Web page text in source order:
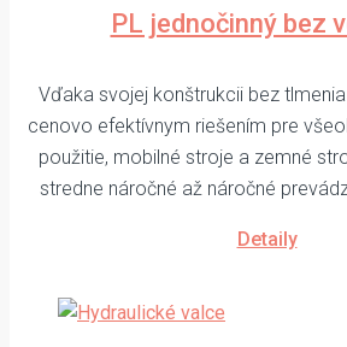
PL jednočinný bez
Vďaka svojej konštrukcii bez
cenovo efektívnym riešením pre
použitie, mobilné stroje a zemné
stredne náročné až náročné
Detaily